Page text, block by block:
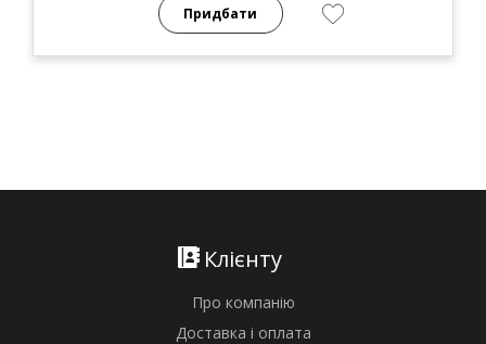
Придбати
Клієнту
Про компанію
Доставка і оплата